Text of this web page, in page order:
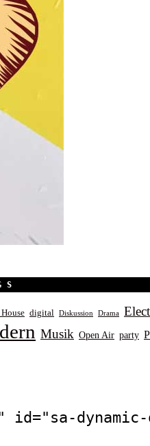
digital Diskussion Drama
Musik Open Air party
optimization"